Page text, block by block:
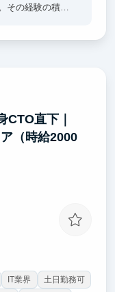
その経験の積み
買収提案の模
も頻繁にあり
CTO直下｜
（時給2000
IT業界
土日勤務可